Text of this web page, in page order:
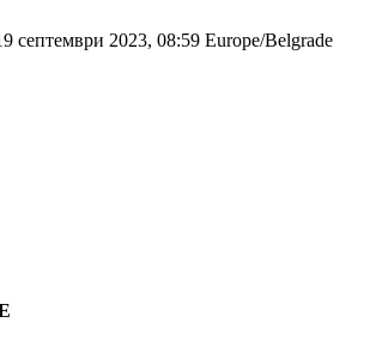
септември 2023, 08:59 Europe/Belgrade